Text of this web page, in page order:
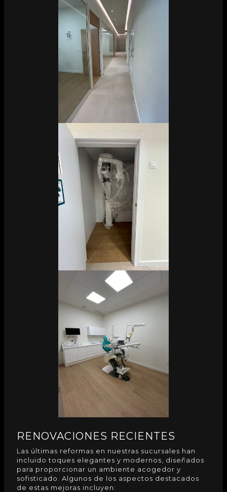
RENOVACIONES RECIENTES
Las últimas reformas en nuestras sucursales han
incluido toques elegantes y modernos, diseñados
para proporcionar un ambiente acogedor y
sofisticado. Algunos de los aspectos destacados
de estas mejoras incluyen: